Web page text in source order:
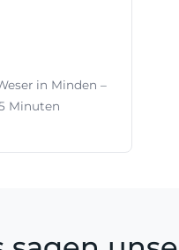
in Minden –
Minuten